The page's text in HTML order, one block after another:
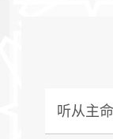
听从主